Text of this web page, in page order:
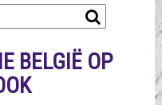
BELGIË OP